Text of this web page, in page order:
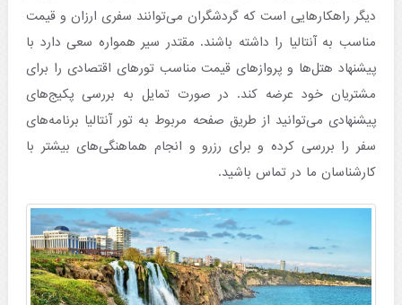
دیگر راهکارهایی است که گردشگران می‌توانند سفری ارزان و قیمت
مناسب به آنتالیا را داشته باشند. مقتدر سیر همواره سعی دارد با
پیشنهاد هتل‌ها و پروازهای قیمت مناسب تورهای اقتصادی را برای
مشتریان خود عرضه کند. در صورت تمایل به بررسی پکیج‌های
پیشنهادی می‌توانید از طریق صفحه مربوط به تور آنتالیا برنامه‌های
سفر را بررسی کرده و برای رزرو و انجام هماهنگی‌های بیشتر با
کارشناسان ما در تماس باشید.